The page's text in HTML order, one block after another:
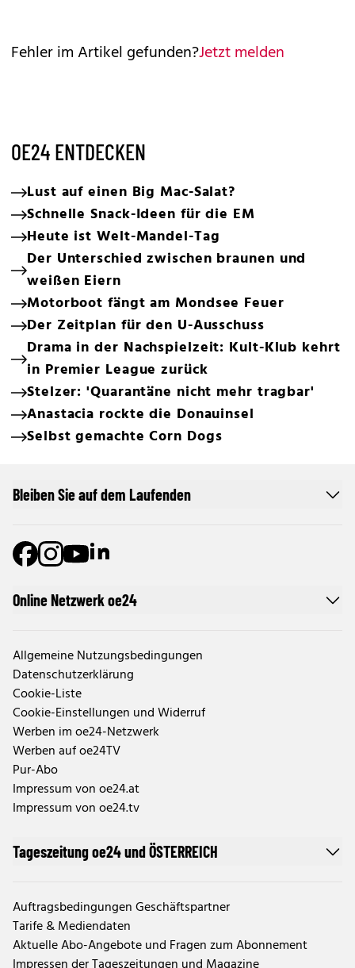
Fehler im Artikel gefunden?Jetzt melden
OE24 ENTDECKEN
Lust auf einen Big Mac-Salat?
Schnelle Snack-Ideen für die EM
Heute ist Welt-Mandel-Tag
Der Unterschied zwischen braunen und
weißen Eiern
Motorboot fängt am Mondsee Feuer
Der Zeitplan für den U-Ausschuss
Drama in der Nachspielzeit: Kult-Klub kehrt
in Premier League zurück
Stelzer: 'Quarantäne nicht mehr tragbar'
Anastacia rockte die Donauinsel
Selbst gemachte Corn Dogs
Online Netzwerk oe24
Allgemeine Nutzungsbedingungen
Datenschutzerklärung
Cookie-Liste
Cookie-Einstellungen und Widerruf
Werben im oe24-Netzwerk
Werben auf oe24TV
Pur-Abo
Impressum von oe24.at
Impressum von oe24.tv
Tageszeitung oe24 und ÖSTERREICH
Auftragsbedingungen Geschäftspartner
Tarife & Mediendaten
Aktuelle Abo-Angebote und Fragen zum Abonnement
Bleiben Sie auf dem Laufenden